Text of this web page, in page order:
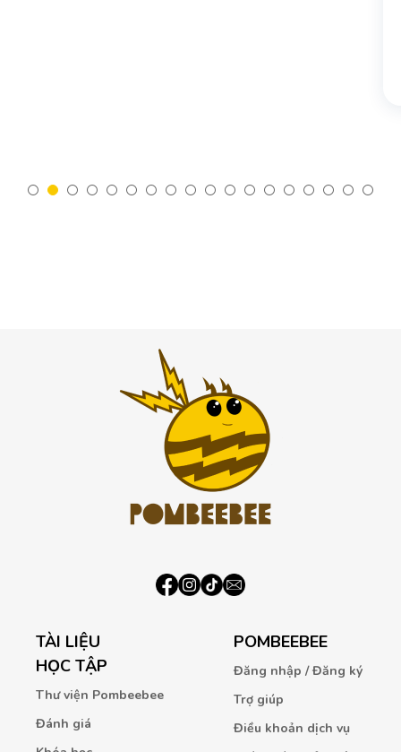
TÀI LIỆU
HỌC TẬP
Thư viện Pombeebee
Đánh giá
POMBEEBEE
Đăng nhập / Đăng ký
Trợ giúp
Điều khoản dịch vụ